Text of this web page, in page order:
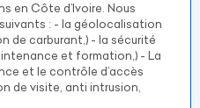
en Côte d’Ivoire. Nous
: - la géolocalisation
de carburant,) - la sécurité
et formation,) - La
et le contrôle d’accès
de visite, anti intrusion,